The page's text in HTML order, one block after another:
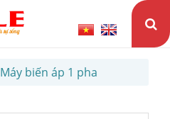
Máy biến áp 1 pha